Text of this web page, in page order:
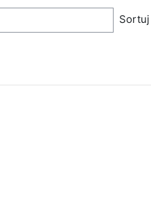
Sortuj